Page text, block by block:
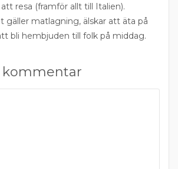
resa (framför allt till Italien).
gäller matlagning, älskar att äta på
bli hembjuden till folk på middag.
kommentar